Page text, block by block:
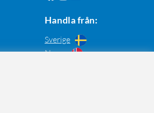
Handla från:
Sverige
Norge